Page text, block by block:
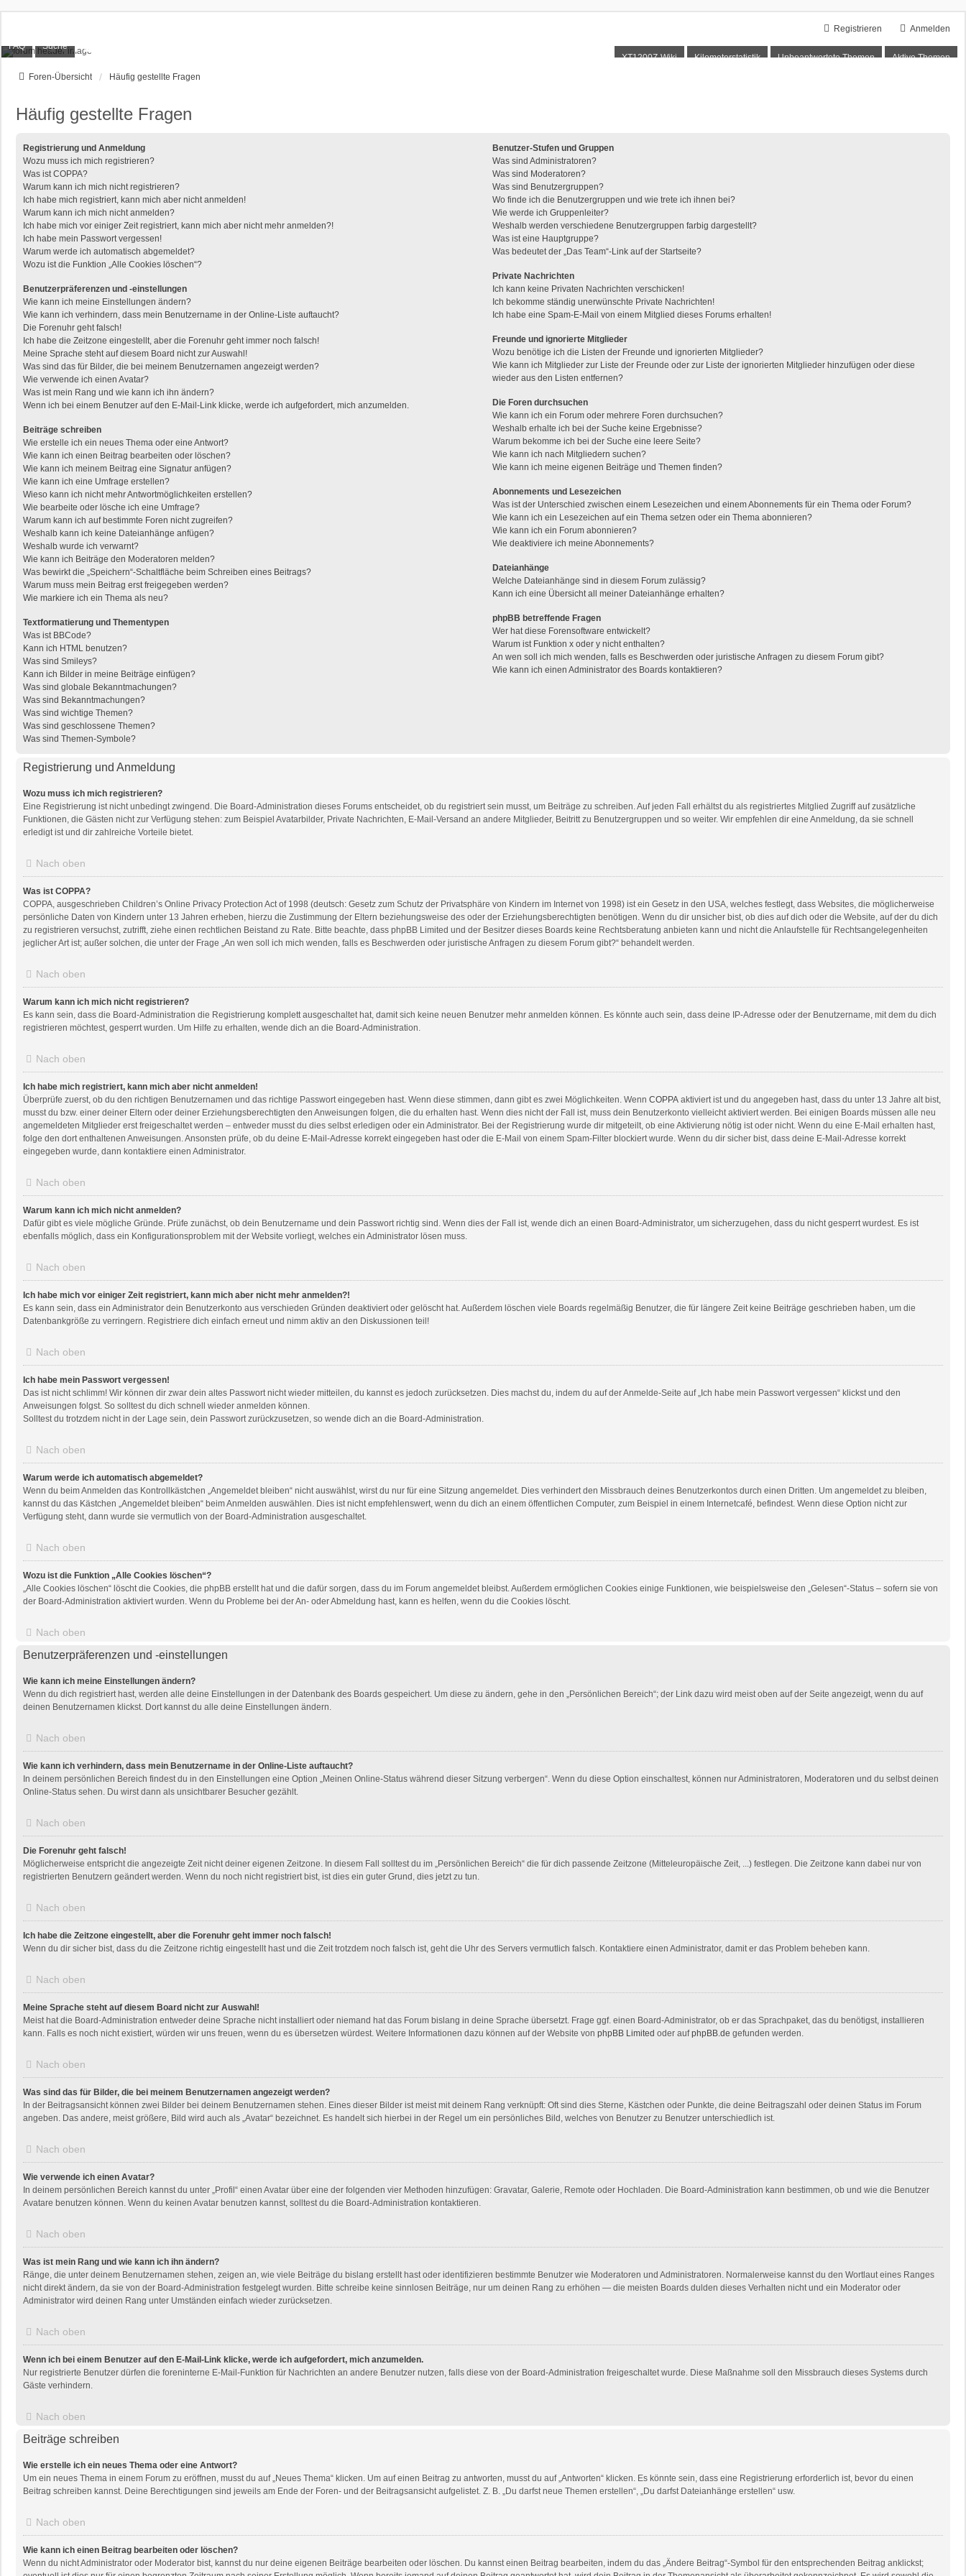
Anmelden
Registrieren
XT1200Z-Wiki Kilometerstatistik Unbeantwortete Themen Aktive Themen
XT1200Z-Forum
FAQ Suche
Foren-Übersicht Häufig gestellte Fragen
Häufig gestellte Fragen
Registrierung und Anmeldung
Wozu muss ich mich registrieren?
Was ist COPPA?
Warum kann ich mich nicht registrieren?
Ich habe mich registriert, kann mich aber nicht anmelden!
Warum kann ich mich nicht anmelden?
Ich habe mich vor einiger Zeit registriert, kann mich aber nicht mehr anmelden?!
Ich habe mein Passwort vergessen!
Warum werde ich automatisch abgemeldet?
Wozu ist die Funktion „Alle Cookies löschen“?
Benutzerpräferenzen und -einstellungen
Wie kann ich meine Einstellungen ändern?
Wie kann ich verhindern, dass mein Benutzername in der Online-Liste auftaucht?
Die Forenuhr geht falsch!
Ich habe die Zeitzone eingestellt, aber die Forenuhr geht immer noch falsch!
Meine Sprache steht auf diesem Board nicht zur Auswahl!
Was sind das für Bilder, die bei meinem Benutzernamen angezeigt werden?
Wie verwende ich einen Avatar?
Was ist mein Rang und wie kann ich ihn ändern?
Wenn ich bei einem Benutzer auf den E-Mail-Link klicke, werde ich aufgefordert, mich anzumelden.
Beiträge schreiben
Wie erstelle ich ein neues Thema oder eine Antwort?
Wie kann ich einen Beitrag bearbeiten oder löschen?
Wie kann ich meinem Beitrag eine Signatur anfügen?
Wie kann ich eine Umfrage erstellen?
Wieso kann ich nicht mehr Antwortmöglichkeiten erstellen?
Wie bearbeite oder lösche ich eine Umfrage?
Warum kann ich auf bestimmte Foren nicht zugreifen?
Weshalb kann ich keine Dateianhänge anfügen?
Weshalb wurde ich verwarnt?
Wie kann ich Beiträge den Moderatoren melden?
Was bewirkt die „Speichern“-Schaltfläche beim Schreiben eines Beitrags?
Warum muss mein Beitrag erst freigegeben werden?
Wie markiere ich ein Thema als neu?
Textformatierung und Thementypen
Was ist BBCode?
Kann ich HTML benutzen?
Was sind Smileys?
Kann ich Bilder in meine Beiträge einfügen?
Was sind globale Bekanntmachungen?
Was sind Bekanntmachungen?
Was sind wichtige Themen?
Was sind geschlossene Themen?
Was sind Themen-Symbole?
Benutzer-Stufen und Gruppen
Was sind Administratoren?
Was sind Moderatoren?
Was sind Benutzergruppen?
Wo finde ich die Benutzergruppen und wie trete ich ihnen bei?
Wie werde ich Gruppenleiter?
Weshalb werden verschiedene Benutzergruppen farbig dargestellt?
Was ist eine Hauptgruppe?
Was bedeutet der „Das Team“-Link auf der Startseite?
Private Nachrichten
Ich kann keine Privaten Nachrichten verschicken!
Ich bekomme ständig unerwünschte Private Nachrichten!
Ich habe eine Spam-E-Mail von einem Mitglied dieses Forums erhalten!
Freunde und ignorierte Mitglieder
Wozu benötige ich die Listen der Freunde und ignorierten Mitglieder?
Wie kann ich Mitglieder zur Liste der Freunde oder zur Liste der ignorierten Mitglieder hinzufügen oder diese
wieder aus den Listen entfernen?
Die Foren durchsuchen
Wie kann ich ein Forum oder mehrere Foren durchsuchen?
Weshalb erhalte ich bei der Suche keine Ergebnisse?
Warum bekomme ich bei der Suche eine leere Seite?
Wie kann ich nach Mitgliedern suchen?
Wie kann ich meine eigenen Beiträge und Themen finden?
Abonnements und Lesezeichen
Was ist der Unterschied zwischen einem Lesezeichen und einem Abonnements für ein Thema oder Forum?
Wie kann ich ein Lesezeichen auf ein Thema setzen oder ein Thema abonnieren?
Wie kann ich ein Forum abonnieren?
Wie deaktiviere ich meine Abonnements?
Dateianhänge
Welche Dateianhänge sind in diesem Forum zulässig?
Kann ich eine Übersicht all meiner Dateianhänge erhalten?
phpBB betreffende Fragen
Wer hat diese Forensoftware entwickelt?
Warum ist Funktion x oder y nicht enthalten?
An wen soll ich mich wenden, falls es Beschwerden oder juristische Anfragen zu diesem Forum gibt?
Wie kann ich einen Administrator des Boards kontaktieren?
Registrierung und Anmeldung
Wozu muss ich mich registrieren?
Eine Registrierung ist nicht unbedingt zwingend. Die Board-Administration dieses Forums entscheidet, ob du registriert sein musst, um Beiträge zu schreiben. Auf jeden Fall erhältst du als registriertes Mitglied Zugriff auf zusätzliche
Funktionen, die Gästen nicht zur Verfügung stehen: zum Beispiel Avatarbilder, Private Nachrichten, E-Mail-Versand an andere Mitglieder, Beitritt zu Benutzergruppen und so weiter. Wir empfehlen dir eine Anmeldung, da sie schnell
erledigt ist und dir zahlreiche Vorteile bietet.
Nach oben
Was ist COPPA?
COPPA, ausgeschrieben Children’s Online Privacy Protection Act of 1998 (deutsch: Gesetz zum Schutz der Privatsphäre von Kindern im Internet von 1998) ist ein Gesetz in den USA, welches festlegt, dass Websites, die möglicherweise
persönliche Daten von Kindern unter 13 Jahren erheben, hierzu die Zustimmung der Eltern beziehungsweise des oder der Erziehungsberechtigten benötigen. Wenn du dir unsicher bist, ob dies auf dich oder die Website, auf der du dich
zu registrieren versuchst, zutrifft, ziehe einen rechtlichen Beistand zu Rate. Bitte beachte, dass phpBB Limited und der Besitzer dieses Boards keine Rechtsberatung anbieten kann und nicht die Anlaufstelle für Rechtsangelegenheiten
jeglicher Art ist; außer solchen, die unter der Frage „An wen soll ich mich wenden, falls es Beschwerden oder juristische Anfragen zu diesem Forum gibt?“ behandelt werden.
Nach oben
Warum kann ich mich nicht registrieren?
Es kann sein, dass die Board-Administration die Registrierung komplett ausgeschaltet hat, damit sich keine neuen Benutzer mehr anmelden können. Es könnte auch sein, dass deine IP-Adresse oder der Benutzername, mit dem du dich
registrieren möchtest, gesperrt wurden. Um Hilfe zu erhalten, wende dich an die Board-Administration.
Nach oben
Ich habe mich registriert, kann mich aber nicht anmelden!
Überprüfe zuerst, ob du den richtigen Benutzernamen und das richtige Passwort eingegeben hast. Wenn diese stimmen, dann gibt es zwei Möglichkeiten. Wenn COPPA aktiviert ist und du angegeben hast, dass du unter 13 Jahre alt bist,
musst du bzw. einer deiner Eltern oder deiner Erziehungsberechtigten den Anweisungen folgen, die du erhalten hast. Wenn dies nicht der Fall ist, muss dein Benutzerkonto vielleicht aktiviert werden. Bei einigen Boards müssen alle neu
angemeldeten Mitglieder erst freigeschaltet werden – entweder musst du dies selbst erledigen oder ein Administrator. Bei der Registrierung wurde dir mitgeteilt, ob eine Aktivierung nötig ist oder nicht. Wenn du eine E-Mail erhalten hast,
folge den dort enthaltenen Anweisungen. Ansonsten prüfe, ob du deine E-Mail-Adresse korrekt eingegeben hast oder die E-Mail von einem Spam-Filter blockiert wurde. Wenn du dir sicher bist, dass deine E-Mail-Adresse korrekt
eingegeben wurde, dann kontaktiere einen Administrator.
Nach oben
Warum kann ich mich nicht anmelden?
Dafür gibt es viele mögliche Gründe. Prüfe zunächst, ob dein Benutzername und dein Passwort richtig sind. Wenn dies der Fall ist, wende dich an einen Board-Administrator, um sicherzugehen, dass du nicht gesperrt wurdest. Es ist
ebenfalls möglich, dass ein Konfigurationsproblem mit der Website vorliegt, welches ein Administrator lösen muss.
Nach oben
Ich habe mich vor einiger Zeit registriert, kann mich aber nicht mehr anmelden?!
Es kann sein, dass ein Administrator dein Benutzerkonto aus verschieden Gründen deaktiviert oder gelöscht hat. Außerdem löschen viele Boards regelmäßig Benutzer, die für längere Zeit keine Beiträge geschrieben haben, um die
Datenbankgröße zu verringern. Registriere dich einfach erneut und nimm aktiv an den Diskussionen teil!
Nach oben
Ich habe mein Passwort vergessen!
Das ist nicht schlimm! Wir können dir zwar dein altes Passwort nicht wieder mitteilen, du kannst es jedoch zurücksetzen. Dies machst du, indem du auf der Anmelde-Seite auf „Ich habe mein Passwort vergessen“ klickst und den
Anweisungen folgst. So solltest du dich schnell wieder anmelden können.
Solltest du trotzdem nicht in der Lage sein, dein Passwort zurückzusetzen, so wende dich an die Board-Administration.
Nach oben
Warum werde ich automatisch abgemeldet?
Wenn du beim Anmelden das Kontrollkästchen „Angemeldet bleiben“ nicht auswählst, wirst du nur für eine Sitzung angemeldet. Dies verhindert den Missbrauch deines Benutzerkontos durch einen Dritten. Um angemeldet zu bleiben,
kannst du das Kästchen „Angemeldet bleiben“ beim Anmelden auswählen. Dies ist nicht empfehlenswert, wenn du dich an einem öffentlichen Computer, zum Beispiel in einem Internetcafé, befindest. Wenn diese Option nicht zur
Verfügung steht, dann wurde sie vermutlich von der Board-Administration ausgeschaltet.
Nach oben
Wozu ist die Funktion „Alle Cookies löschen“?
„Alle Cookies löschen“ löscht die Cookies, die phpBB erstellt hat und die dafür sorgen, dass du im Forum angemeldet bleibst. Außerdem ermöglichen Cookies einige Funktionen, wie beispielsweise den „Gelesen“-Status – sofern sie von
der Board-Administration aktiviert wurden. Wenn du Probleme bei der An- oder Abmeldung hast, kann es helfen, wenn du die Cookies löscht.
Nach oben
Benutzerpräferenzen und -einstellungen
Wie kann ich meine Einstellungen ändern?
Wenn du dich registriert hast, werden alle deine Einstellungen in der Datenbank des Boards gespeichert. Um diese zu ändern, gehe in den „Persönlichen Bereich“; der Link dazu wird meist oben auf der Seite angezeigt, wenn du auf
deinen Benutzernamen klickst. Dort kannst du alle deine Einstellungen ändern.
Nach oben
Wie kann ich verhindern, dass mein Benutzername in der Online-Liste auftaucht?
In deinem persönlichen Bereich findest du in den Einstellungen eine Option „Meinen Online-Status während dieser Sitzung verbergen“. Wenn du diese Option einschaltest, können nur Administratoren, Moderatoren und du selbst deinen
Online-Status sehen. Du wirst dann als unsichtbarer Besucher gezählt.
Nach oben
Die Forenuhr geht falsch!
Möglicherweise entspricht die angezeigte Zeit nicht deiner eigenen Zeitzone. In diesem Fall solltest du im „Persönlichen Bereich“ die für dich passende Zeitzone (Mitteleuropäische Zeit, ...) festlegen. Die Zeitzone kann dabei nur von
registrierten Benutzern geändert werden. Wenn du noch nicht registriert bist, ist dies ein guter Grund, dies jetzt zu tun.
Nach oben
Ich habe die Zeitzone eingestellt, aber die Forenuhr geht immer noch falsch!
Wenn du dir sicher bist, dass du die Zeitzone richtig eingestellt hast und die Zeit trotzdem noch falsch ist, geht die Uhr des Servers vermutlich falsch. Kontaktiere einen Administrator, damit er das Problem beheben kann.
Nach oben
Meine Sprache steht auf diesem Board nicht zur Auswahl!
Meist hat die Board-Administration entweder deine Sprache nicht installiert oder niemand hat das Forum bislang in deine Sprache übersetzt. Frage ggf. einen Board-Administrator, ob er das Sprachpaket, das du benötigst, installieren
kann. Falls es noch nicht existiert, würden wir uns freuen, wenn du es übersetzen würdest. Weitere Informationen dazu können auf der Website von phpBB Limited oder aufphpBB.de gefunden werden.
Nach oben
Was sind das für Bilder, die bei meinem Benutzernamen angezeigt werden?
In der Beitragsansicht können zwei Bilder bei deinem Benutzernamen stehen. Eines dieser Bilder ist meist mit deinem Rang verknüpft: Oft sind dies Sterne, Kästchen oder Punkte, die deine Beitragszahl oder deinen Status im Forum
angeben. Das andere, meist größere, Bild wird auch als „Avatar“ bezeichnet. Es handelt sich hierbei in der Regel um ein persönliches Bild, welches von Benutzer zu Benutzer unterschiedlich ist.
Nach oben
Wie verwende ich einen Avatar?
In deinem persönlichen Bereich kannst du unter „Profil“ einen Avatar über eine der folgenden vier Methoden hinzufügen: Gravatar, Galerie, Remote oder Hochladen. Die Board-Administration kann bestimmen, ob und wie die Benutzer
Avatare benutzen können. Wenn du keinen Avatar benutzen kannst, solltest du die Board-Administration kontaktieren.
Nach oben
Was ist mein Rang und wie kann ich ihn ändern?
Ränge, die unter deinem Benutzernamen stehen, zeigen an, wie viele Beiträge du bislang erstellt hast oder identifizieren bestimmte Benutzer wie Moderatoren und Administratoren. Normalerweise kannst du den Wortlaut eines Ranges
nicht direkt ändern, da sie von der Board-Administration festgelegt wurden. Bitte schreibe keine sinnlosen Beiträge, nur um deinen Rang zu erhöhen — die meisten Boards dulden dieses Verhalten nicht und ein Moderator oder
Administrator wird deinen Rang unter Umständen einfach wieder zurücksetzen.
Nach oben
Wenn ich bei einem Benutzer auf den E-Mail-Link klicke, werde ich aufgefordert, mich anzumelden.
Nur registrierte Benutzer dürfen die foreninterne E-Mail-Funktion für Nachrichten an andere Benutzer nutzen, falls diese von der Board-Administration freigeschaltet wurde. Diese Maßnahme soll den Missbrauch dieses Systems durch
Gäste verhindern.
Nach oben
Beiträge schreiben
Wie erstelle ich ein neues Thema oder eine Antwort?
Um ein neues Thema in einem Forum zu eröffnen, musst du auf „Neues Thema“ klicken. Um auf einen Beitrag zu antworten, musst du auf „Antworten“ klicken. Es könnte sein, dass eine Registrierung erforderlich ist, bevor du einen
Beitrag schreiben kannst. Deine Berechtigungen sind jeweils am Ende der Foren- und der Beitragsansicht aufgelistet. Z. B. „Du darfst neue Themen erstellen“, „Du darfst Dateianhänge erstellen“ usw.
Nach oben
Wie kann ich einen Beitrag bearbeiten oder löschen?
Wenn du nicht Administrator oder Moderator bist, kannst du nur deine eigenen Beiträge bearbeiten oder löschen. Du kannst einen Beitrag bearbeiten, indem du das „Ändere Beitrag“-Symbol für den entsprechenden Beitrag anklickst;